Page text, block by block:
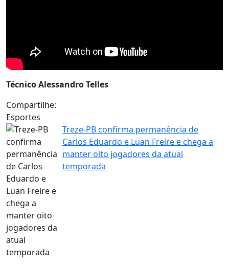
Técnico Alessandro Telles
Compartilhe:
Esportes
Treze-PB confirma permanência de
Carlos Eduardo e Luan Freire e chega a
manter oito jogadores da atual
temporada